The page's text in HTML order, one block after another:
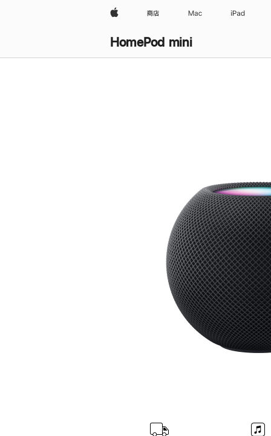
Apple 商店 Mac iPad
HomePod mini